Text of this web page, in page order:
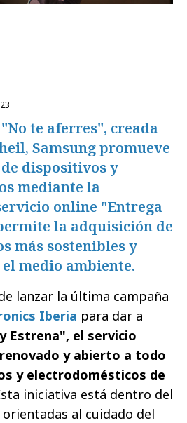
te aferres", creada
Samsung promueve
dispositivos y
mediante la
online "Entrega
la adquisición de
más sostenibles y
medio ambiente.
lanzar la última campaña
Iberia para dar a
Estrena", el servicio
renovado y abierto a todo
y electrodomésticos de
iniciativa está dentro del
al cuidado del